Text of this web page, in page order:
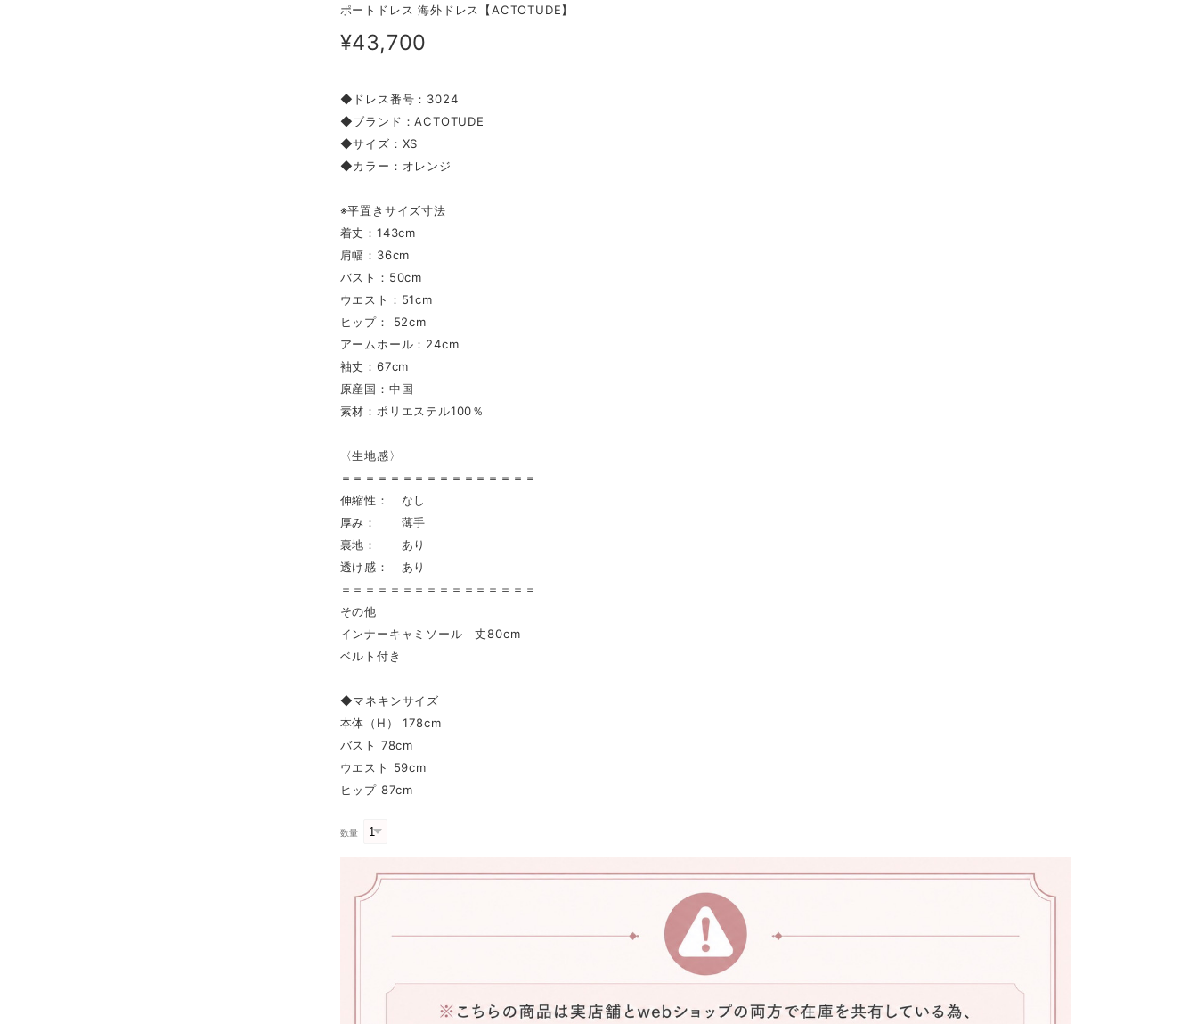
ポートドレス 海外ドレス【ACTOTUDE】
¥43,700
◆ドレス番号：3024
◆ブランド：ACTOTUDE
◆サイズ：XS
◆カラー：オレンジ
※平置きサイズ寸法
着丈：143cm
肩幅：36cm
バスト：50cm
ウエスト：51cm
ヒップ： 52cm
アームホール：24cm
袖丈：67cm
原産国：中国
素材：ポリエステル100％
〈生地感〉
＝＝＝＝＝＝＝＝＝＝＝＝＝＝＝＝
伸縮性： なし
厚み： 薄手
裏地： あり
透け感： あり
＝＝＝＝＝＝＝＝＝＝＝＝＝＝＝＝
その他
インナーキャミソール 丈80cm
ベルト付き
◆マネキンサイズ
本体（H） 178cm
バスト 78cm
ウエスト 59cm
ヒップ 87cm
数量